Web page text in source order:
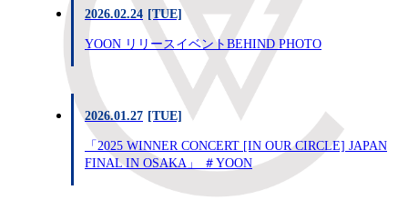
2026.02.24 [TUE]
YOON リリースイベントBEHIND PHOTO
2026.01.27 [TUE]
「2025 WINNER CONCERT [IN OUR CIRCLE] JAPAN
FINAL IN OSAKA」 ＃YOON